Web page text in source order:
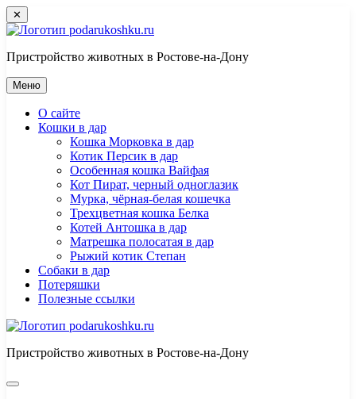
Перейти
к
✕
Пристройство животных в Ростове-на-Дону
Меню
О сайте
Кошки в дар
Кошка Морковка в дар
Котик Персик в дар
Особенная кошка Вайфая
Кот Пират, черный одноглазик
Мурка, чёрная-белая кошечка
Трехцветная кошка Белка
Котей Антошка в дар
Матрешка полосатая в дар
Рыжий котик Степан
Собаки в дар
Потеряшки
Полезные ссылки
Пристройство животных в Ростове-на-Дону